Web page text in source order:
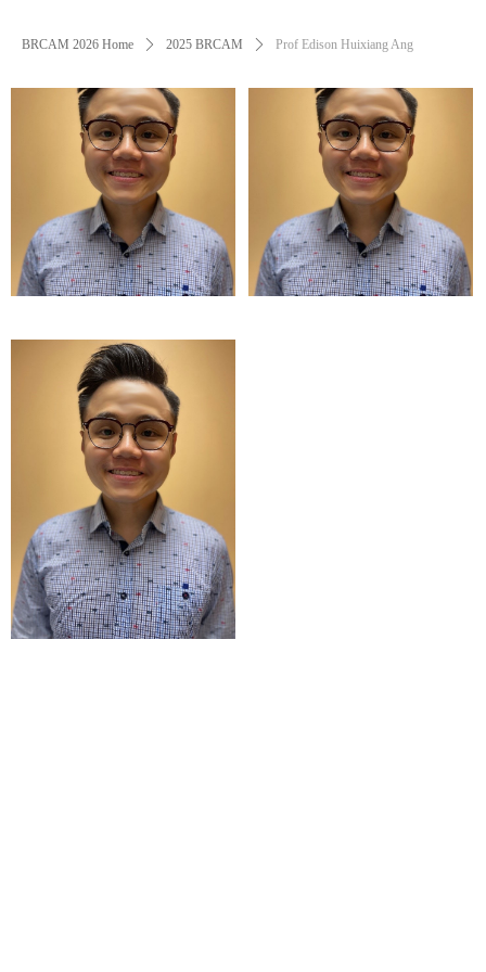
BRCAM 2026 Home ꄲ 2025 BRCAM ꄲ Prof Edison Huixiang Ang